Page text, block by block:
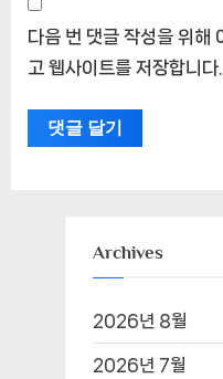
다음 번 댓글 작성을 위해
고 웹사이트를 저장합니다.
Archives
2026년 8월
2026년 7월